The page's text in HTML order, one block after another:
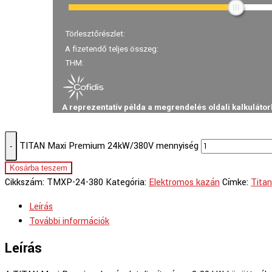
- TITAN Maxi Premium 24kW/380V mennyiség
Kosárba teszem
Cikkszám: TMXP-24-380 Kategória: Elektromos kazán Címke:
Leírás
További információk
Leírás